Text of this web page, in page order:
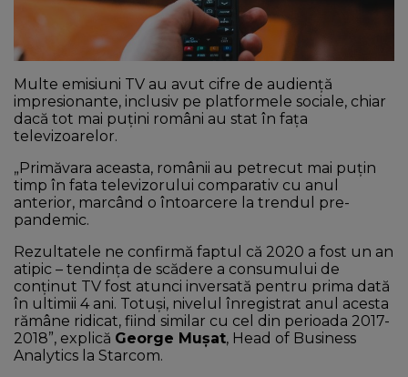
Multe emisiuni TV au avut cifre de audiență
impresionante, inclusiv pe platformele sociale, chiar
dacă tot mai puțini români au stat în fața
televizoarelor.
„Primăvara aceasta, românii au petrecut mai puțin
timp în fata televizorului comparativ cu anul
anterior, marcând o întoarcere la trendul pre-
pandemic.
Rezultatele ne confirmă faptul că 2020 a fost un an
atipic – tendința de scădere a consumului de
conținut TV fost atunci inversată pentru prima dată
în ultimii 4 ani. Totuși, nivelul înregistrat anul acesta
rămâne ridicat, fiind similar cu cel din perioada 2017-
2018”, explică George Mușat, Head of Business
Analytics la Starcom.